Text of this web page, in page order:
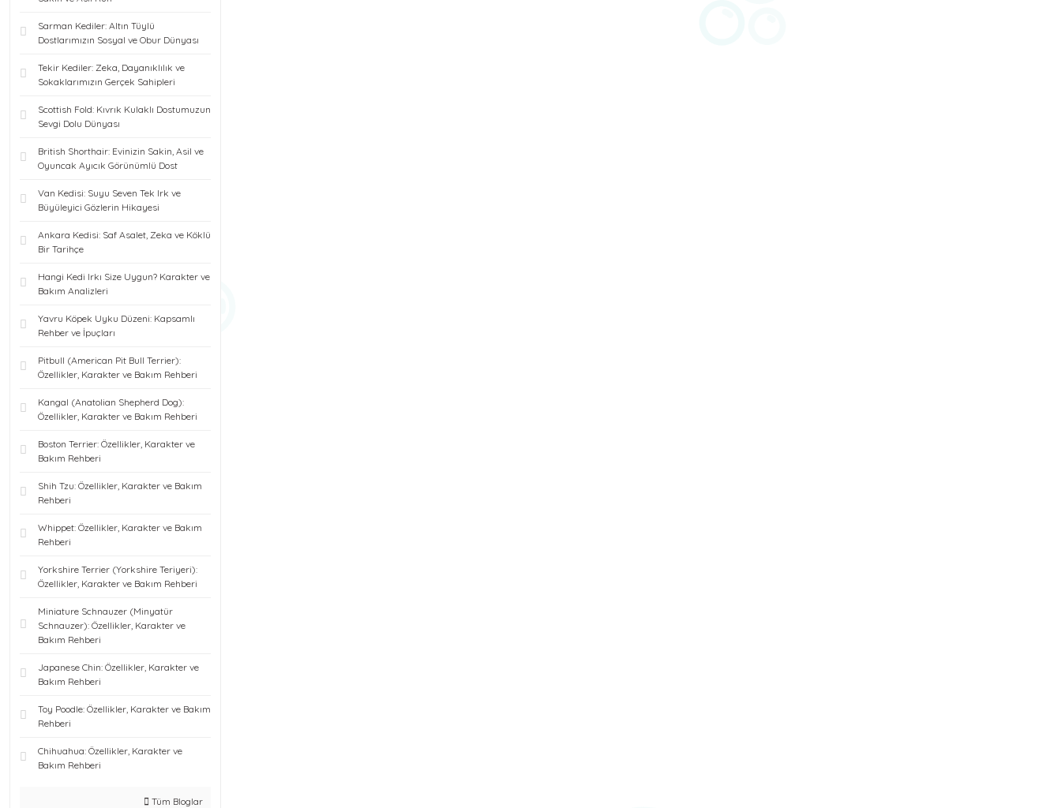
Sarman Kediler: Altın Tüylü
Dostlarımızın Sosyal ve Obur Dünyası
Tekir Kediler: Zeka, Dayanıklılık ve
Sokaklarımızın Gerçek Sahipleri
Scottish Fold: Kıvrık Kulaklı Dostumuzun
Sevgi Dolu Dünyası
British Shorthair: Evinizin Sakin, Asil ve
Oyuncak Ayıcık Görünümlü Dost
Van Kedisi: Suyu Seven Tek Irk ve
Büyüleyici Gözlerin Hikayesi
Ankara Kedisi: Saf Asalet, Zeka ve Köklü
Bir Tarihçe
Hangi Kedi Irkı Size Uygun? Karakter ve
Bakım Analizleri
Yavru Köpek Uyku Düzeni: Kapsamlı
Rehber ve İpuçları
Pitbull (American Pit Bull Terrier):
Özellikler, Karakter ve Bakım Rehberi
Kangal (Anatolian Shepherd Dog):
Özellikler, Karakter ve Bakım Rehberi
Boston Terrier: Özellikler, Karakter ve
Bakım Rehberi
Shih Tzu: Özellikler, Karakter ve Bakım
Rehberi
Whippet: Özellikler, Karakter ve Bakım
Rehberi
Yorkshire Terrier (Yorkshire Teriyeri):
Özellikler, Karakter ve Bakım Rehberi
Miniature Schnauzer (Minyatür
Schnauzer): Özellikler, Karakter ve
Bakım Rehberi
Japanese Chin: Özellikler, Karakter ve
Bakım Rehberi
Toy Poodle: Özellikler, Karakter ve Bakım
Rehberi
Chihuahua: Özellikler, Karakter ve
Bakım Rehberi
Tüm Bloglar